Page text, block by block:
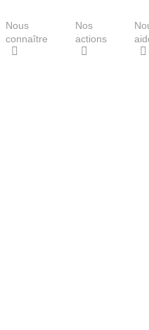
Nous
connaître
Nos
actions